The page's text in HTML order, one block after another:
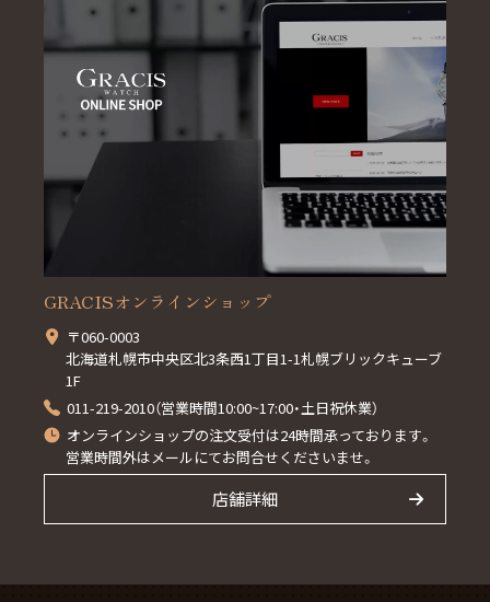
GRACISオンラインショップ
〒060-0003
北海道札幌市中央区北3条西1丁目1-1札幌ブリックキューブ
1F
011-219-2010（営業時間10:00~17:00・土日祝休業）
オンラインショップの注文受付は24時間承っております。
営業時間外はメールにてお問合せくださいませ。
店舗詳細